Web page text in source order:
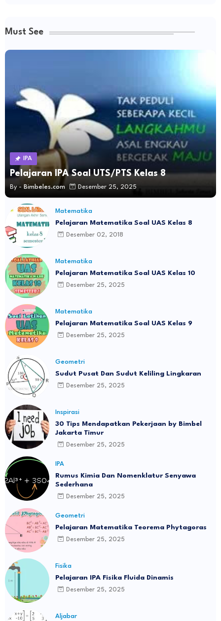
Must See
IPA
Pelajaran IPA Soal UTS/PTS Kelas 8
By - Bimbeles.com Desember 25, 2025
Matematika
Pelajaran Matematika Soal UAS Kelas 8
Desember 02, 2018
Matematika
Pelajaran Matematika Soal UAS Kelas 10
Desember 25, 2025
Matematika
Pelajaran Matematika Soal UAS Kelas 9
Desember 25, 2025
Geometri
Sudut Pusat Dan Sudut Keliling Lingkaran
Desember 25, 2025
Inspirasi
30 Tips Mendapatkan Pekerjaan by Bimbel
Jakarta Timur
Desember 25, 2025
IPA
Rumus Kimia Dan Nomenklatur Senyawa
Sederhana
Desember 25, 2025
Geometri
Pelajaran Matematika Teorema Phytagoras
Desember 25, 2025
Fisika
Pelajaran IPA Fisika Fluida Dinamis
Desember 25, 2025
Aljabar